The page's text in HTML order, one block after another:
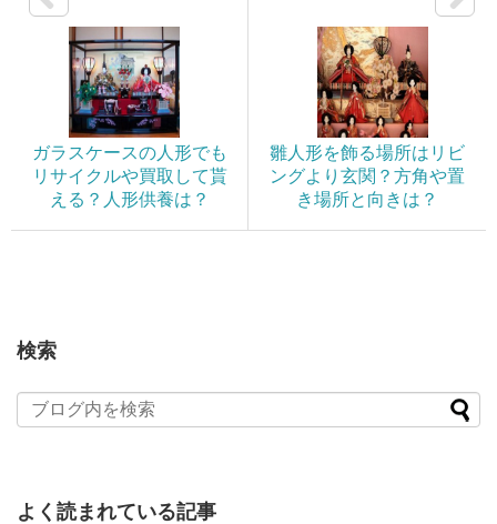
ガラスケースの人形でも
リサイクルや買取して貰
える？人形供養は？
雛人形を飾る場所はリビ
ングより玄関？方角や置
き場所と向きは？
検索
よく読まれている記事